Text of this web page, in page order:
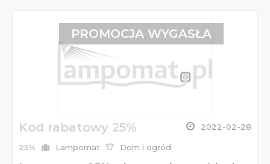
Kod rabatowy 25% 2022-02-28
25% Lampomat Dom i ogród
PROMOCJA WYGASŁA